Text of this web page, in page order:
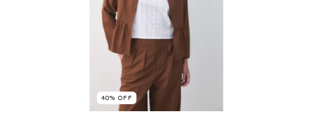
40% OFF